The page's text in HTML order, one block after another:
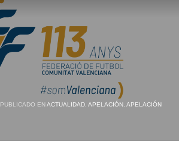
PUBLICADO ENACTUALIDAD, APELACIÓN, APELACIÓN